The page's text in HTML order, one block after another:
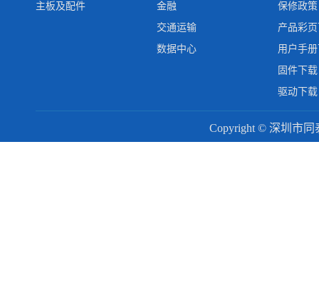
主板及配件
金融
交通运输
数据中心
保修政策
产品彩
用户手
固件下载
驱动下载
Copyright © 深圳市同